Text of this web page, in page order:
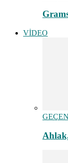
VİDEO